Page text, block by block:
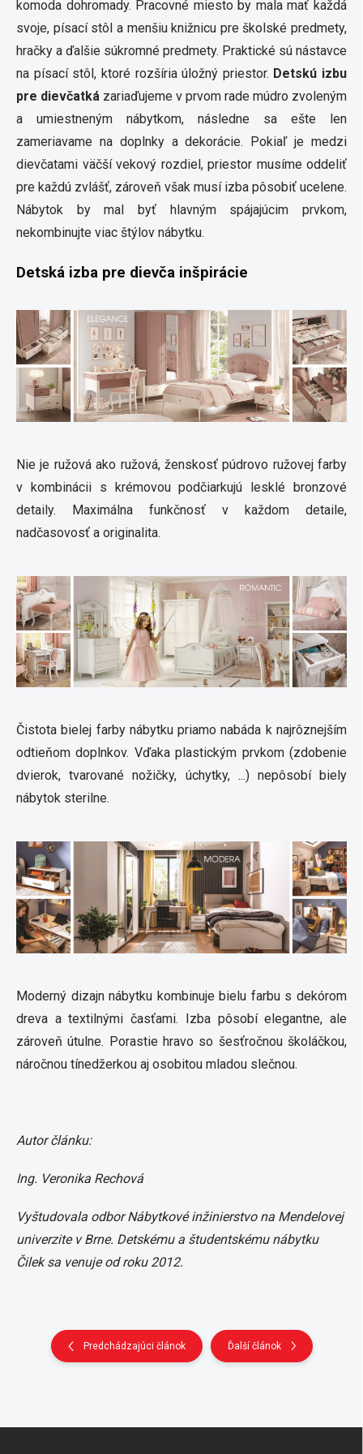
komoda dohromady. Pracovné miesto by mala mať každá
svoje, písací stôl a menšiu knižnicu pre školské predmety,
hračky a ďalšie súkromné ​​predmety. Praktické sú nástavce
na písací stôl, ktoré rozšíria úložný priestor. Detskú izbu
pre dievčatká zariaďujeme v prvom rade múdro zvoleným
a umiestneným nábytkom, následne sa ešte len
zameriavame na doplnky a dekorácie. Pokiaľ je medzi
dievčatami väčší vekový rozdiel, priestor musíme oddeliť
pre každú zvlášť, zároveň však musí izba pôsobiť ucelene.
Nábytok by mal byť hlavným spájajúcim prvkom,
nekombinujte viac štýlov nábytku.
Detská izba pre dievča inšpirácie
Nie je ružová ako ružová, ženskosť púdrovo ružovej farby
v kombinácii s krémovou podčiarkujú lesklé bronzové
detaily. Maximálna funkčnosť v každom detaile,
nadčasovosť a originalita.
Čistota bielej farby nábytku priamo nabáda k najrôznejším
odtieňom doplnkov. Vďaka plastickým prvkom (zdobenie
dvierok, tvarované nožičky, úchytky, ...) nepôsobí biely
nábytok sterilne.
Moderný dizajn nábytku kombinuje bielu farbu s dekórom
dreva a textilnými časťami. Izba pôsobí elegantne, ale
zároveň útulne. Porastie hravo so šesťročnou školáčkou,
náročnou tínedžerkou aj osobitou mladou slečnou.
Autor článku:
Ing. Veronika Rechová
Vyštudovala odbor Nábytkové inžinierstvo na Mendelovej
univerzite v Brne. Detskému a študentskému nábytku
Čilek sa venuje od roku 2012.
Predchádzajúci článok Ďalší článok